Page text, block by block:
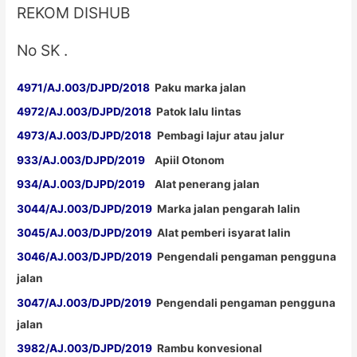
REKOM DISHUB
No SK .
4971/AJ.003/DJPD/2018 Paku marka jalan
4972/AJ.003/DJPD/2018 Patok lalu lintas
4973/AJ.003/DJPD/2018 Pembagi lajur atau jalur
933/AJ.003/DJPD/2019 Apiil Otonom
934/AJ.003/DJPD/2019 Alat penerang jalan
3044/AJ.003/DJPD/2019 Marka jalan pengarah lalin
3045/AJ.003/DJPD/2019 Alat pemberi isyarat lalin
3046/AJ.003/DJPD/2019 Pengendali pengaman pengguna
jalan
3047/AJ.003/DJPD/2019 Pengendali pengaman pengguna
jalan
3982/AJ.003/DJPD/2019 Rambu konvesional